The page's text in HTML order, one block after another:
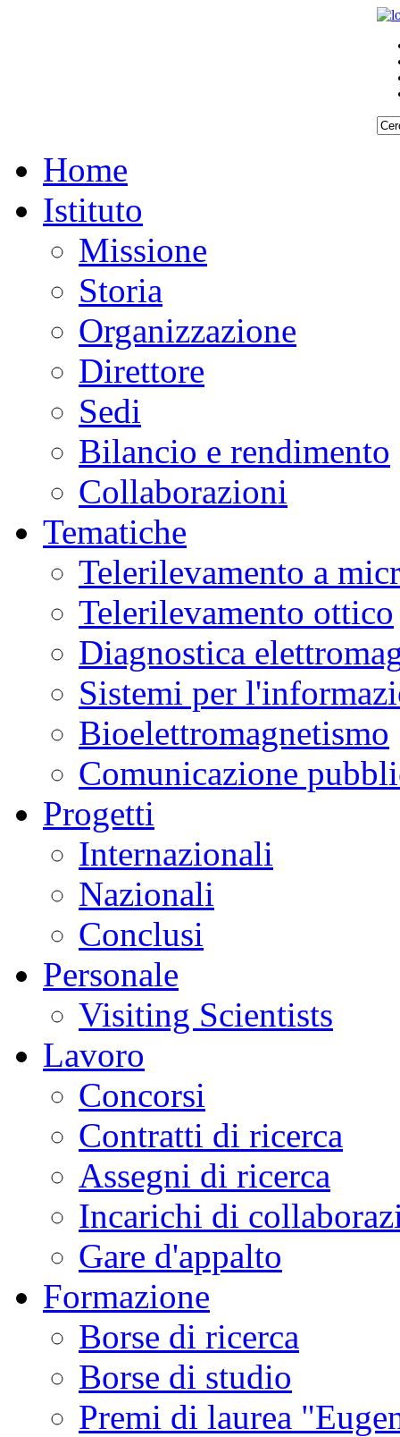
Home
Istituto
Missione
Storia
Organizzazione
Direttore
Sedi
Bilancio e rendimento
Collaborazioni
Tematiche
Telerilevamento a
Telerilevamento ottico
Diagnostica
Sistemi per
Bioelettromagnetismo
Comunicazione
Progetti
Internazionali
Nazionali
Conclusi
Personale
Visiting Scientists
Lavoro
Concorsi
Contratti di ricerca
Assegni di ricerca
Incarichi di
Gare d'appalto
Formazione
Borse di ricerca
Borse di studio
Premi di laurea